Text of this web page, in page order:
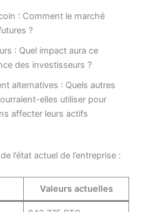
: Comment le marché
?
: Quel impact aura ce
des investisseurs ?
alternatives : Quels autres
elles utiliser pour
affecter leurs actifs
l’état actuel de l’entreprise :
Valeurs actuelles